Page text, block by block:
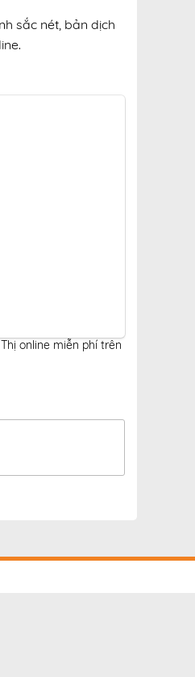
sắc nét, bản dịch
online miễn phí trên